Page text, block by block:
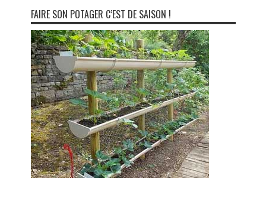
FAIRE SON POTAGER C’EST DE SAISON !